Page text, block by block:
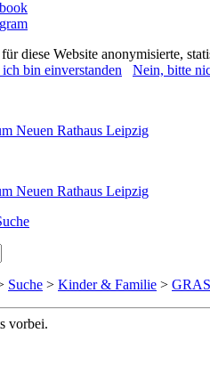
diese Website anonymisierte,
bin einverstanden Nein, bitte
Suche > Kinder & Familie >
vorbei.